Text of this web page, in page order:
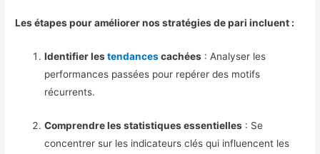
Les étapes pour améliorer nos stratégies de pari incluent :
Identifier lestendancescachées : Analyser les
performances passées pour repérer des motifs
récurrents.
Comprendre les statistiques essentielles : Se
concentrer sur les indicateurs clés qui influencent les